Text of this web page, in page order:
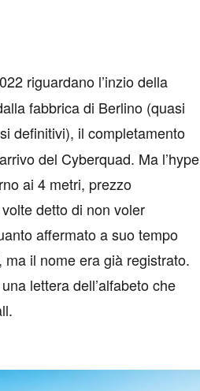
riguardano l’inzio della
fabbrica di Berlino (quasi
definitivi), il completamento
del Cyberquad. Ma l’hype
ai 4 metri, prezzo
detto di non voler
affermato a suo tempo
il nome era già registrato.
lettera dell’alfabeto che